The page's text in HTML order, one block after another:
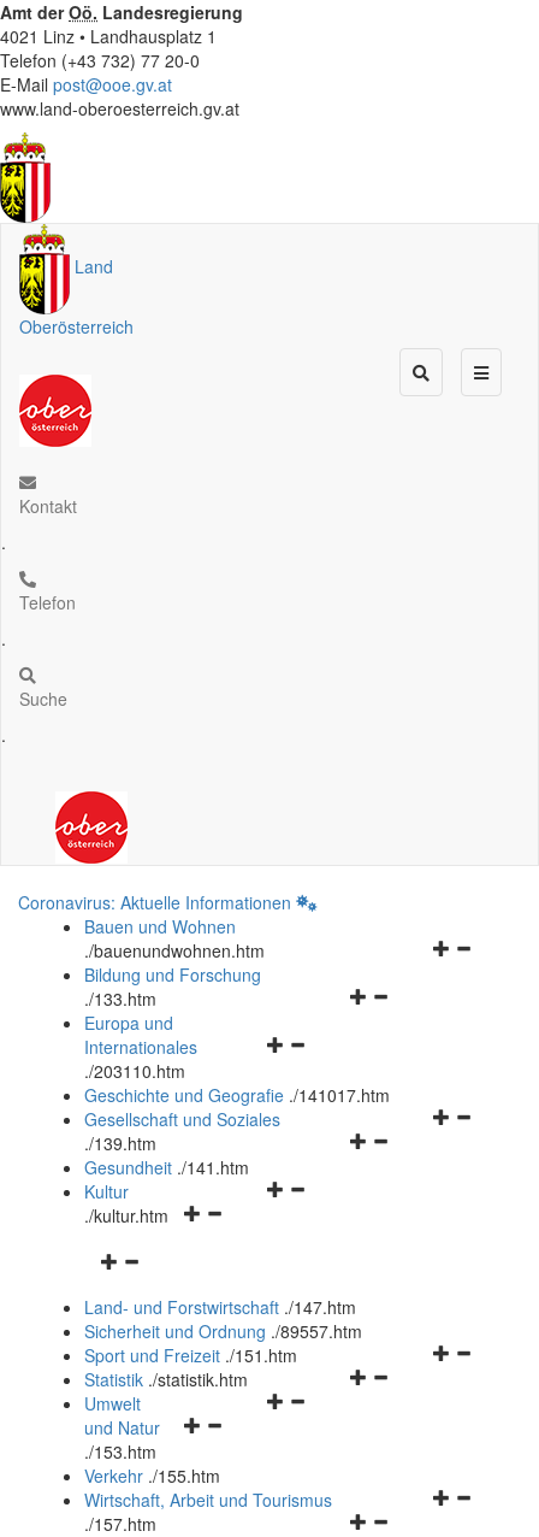
Amt derOö. Landesregierung
4021 Linz • Landhausplatz 1
Telefon (+43 732) 77 20-0
E-Mail post@ooe.gv.at
www.land-oberoesterreich.gv.at
Land
Oberösterreich
Kontakt
.
Telefon
.
Suche
.
Coronavirus: Aktuelle Informationen
Bauen und Wohnen
./bauenundwohnen.htm
Navigationsmenü
Bildung und Forschung
./133.htm
Navigationsmenü
und
schließen
Europa und
Internationales
./203110.htm
Geschichte und Geografie ./141017.htm
Navigationsmenü
Gesellschaft und Soziales
./139.htm
Navigationsmenü
Gesundheit ./141.htm
Navigationsmenü
Kultur
./kultur.htm
Navigationsmenü
und
schließen
Land- und Forstwirtschaft ./147.htm
Sicherheit und Ordnung ./89557.htm
Navigationsmenü
Sport und Freizeit ./151.htm
Navigationsmenü
Statistik ./statistik.htm
Navigationsmenü
und
schließen
Umwelt
und Natur
./153.htm
Verkehr ./155.htm
Navigationsmenü
Wirtschaft, Arbeit und Tourismus
./157.htm